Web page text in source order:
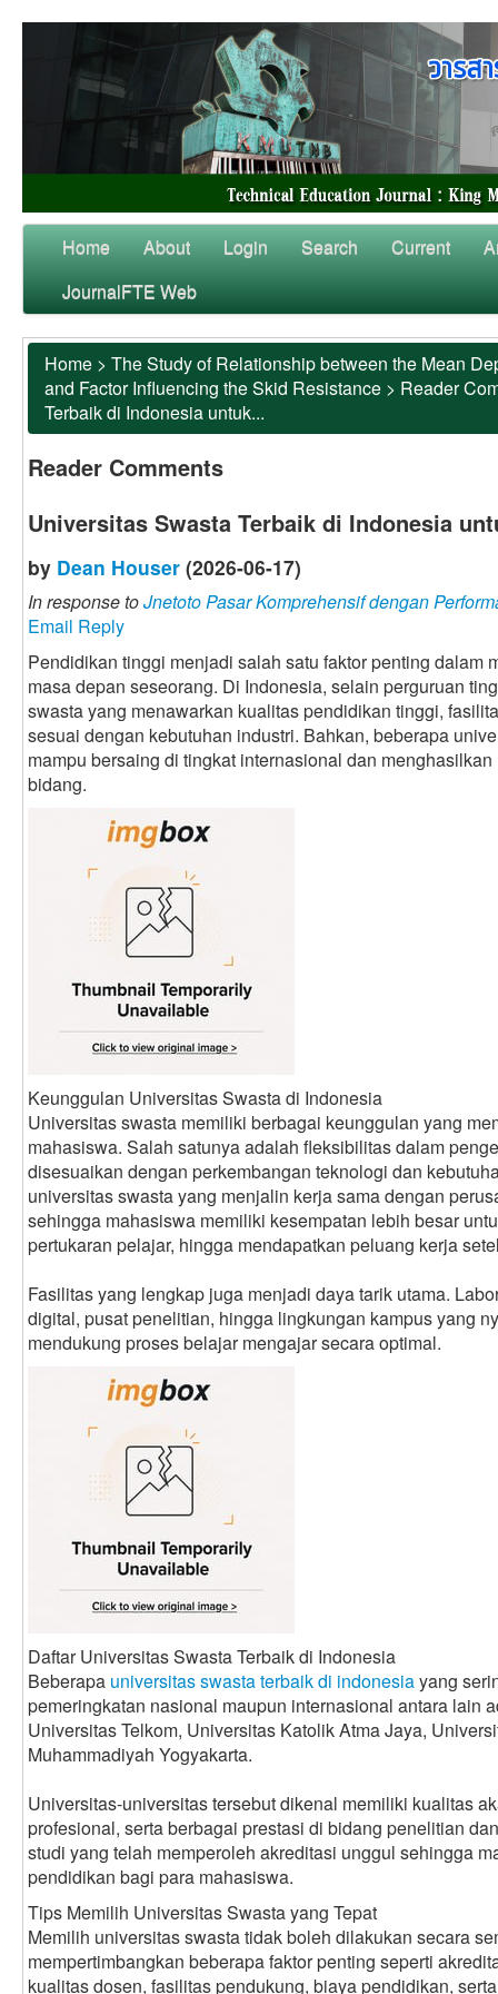
Home About Login Search Current
JournalFTE Web
Home > The Study of Relationship between the Mean
and Factor Influencing the Skid Resistance > Reader
Terbaik di Indonesia untuk...
Reader Comments
Universitas Swasta Terbaik di Indonesia
by Dean Houser (2026-06-17)
In response toJnetoto Pasar Komprehensif dengan
Email Reply
Pendidikan tinggi menjadi salah satu faktor penting dalam
masa depan seseorang. Di Indonesia, selain perguruan
swasta yang menawarkan kualitas pendidikan tinggi,
sesuai dengan kebutuhan industri. Bahkan, beberapa
mampu bersaing di tingkat internasional dan
bidang.
Keunggulan Universitas Swasta di Indonesia
Universitas swasta memiliki berbagai keunggulan yang
mahasiswa. Salah satunya adalah fleksibilitas dalam
disesuaikan dengan perkembangan teknologi dan
universitas swasta yang menjalin kerja sama dengan
sehingga mahasiswa memiliki kesempatan lebih besar
pertukaran pelajar, hingga mendapatkan peluang kerja
Fasilitas yang lengkap juga menjadi daya tarik utama.
digital, pusat penelitian, hingga lingkungan kampus yang
mendukung proses belajar mengajar secara optimal.
Daftar Universitas Swasta Terbaik di Indonesia
Beberapa universitas swasta terbaik di indonesiayang
pemeringkatan nasional maupun internasional antara lain
Universitas Telkom, Universitas Katolik Atma Jaya,
Muhammadiyah Yogyakarta.
Universitas-universitas tersebut dikenal memiliki kualitas
profesional, serta berbagai prestasi di bidang penelitian
studi yang telah memperoleh akreditasi unggul sehingga
pendidikan bagi para mahasiswa.
Tips Memilih Universitas Swasta yang Tepat
Memilih universitas swasta tidak boleh dilakukan secara
mempertimbangkan beberapa faktor penting seperti
kualitas dosen, fasilitas pendukung, biaya pendidikan,